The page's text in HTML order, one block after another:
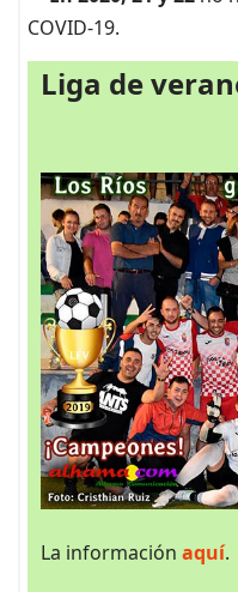
COVID-19.
Liga de
La información aquí.